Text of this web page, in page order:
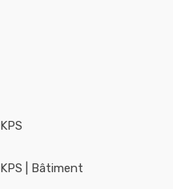
KPS
KPS | Bâtiment